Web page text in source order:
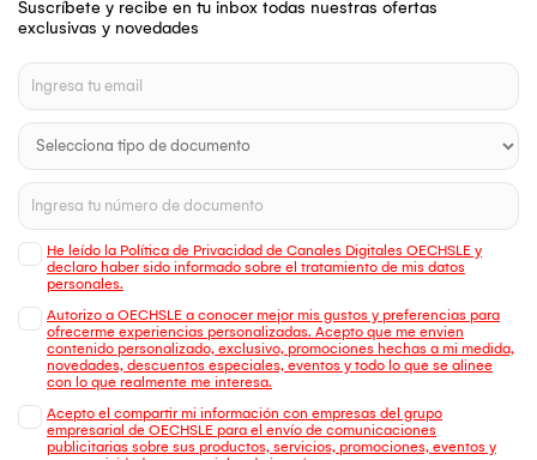
Suscríbete y recibe en tu inbox todas nuestras ofertas
exclusivas y novedades
He leído la Política de Privacidad de Canales Digitales OECHSLE y
declaro haber sido informado sobre el tratamiento de mis datos
personales.
Autorizo a OECHSLE a conocer mejor mis gustos y preferencias para
ofrecerme experiencias personalizadas. Acepto que me envien
contenido personalizado, exclusivo, promociones hechas a mi medida,
novedades, descuentos especiales, eventos y todo lo que se alinee
con lo que realmente me interesa.
Acepto el compartir mi información con empresas del grupo
empresarial de OECHSLE para el envío de comunicaciones
publicitarias sobre sus productos, servicios, promociones, eventos y